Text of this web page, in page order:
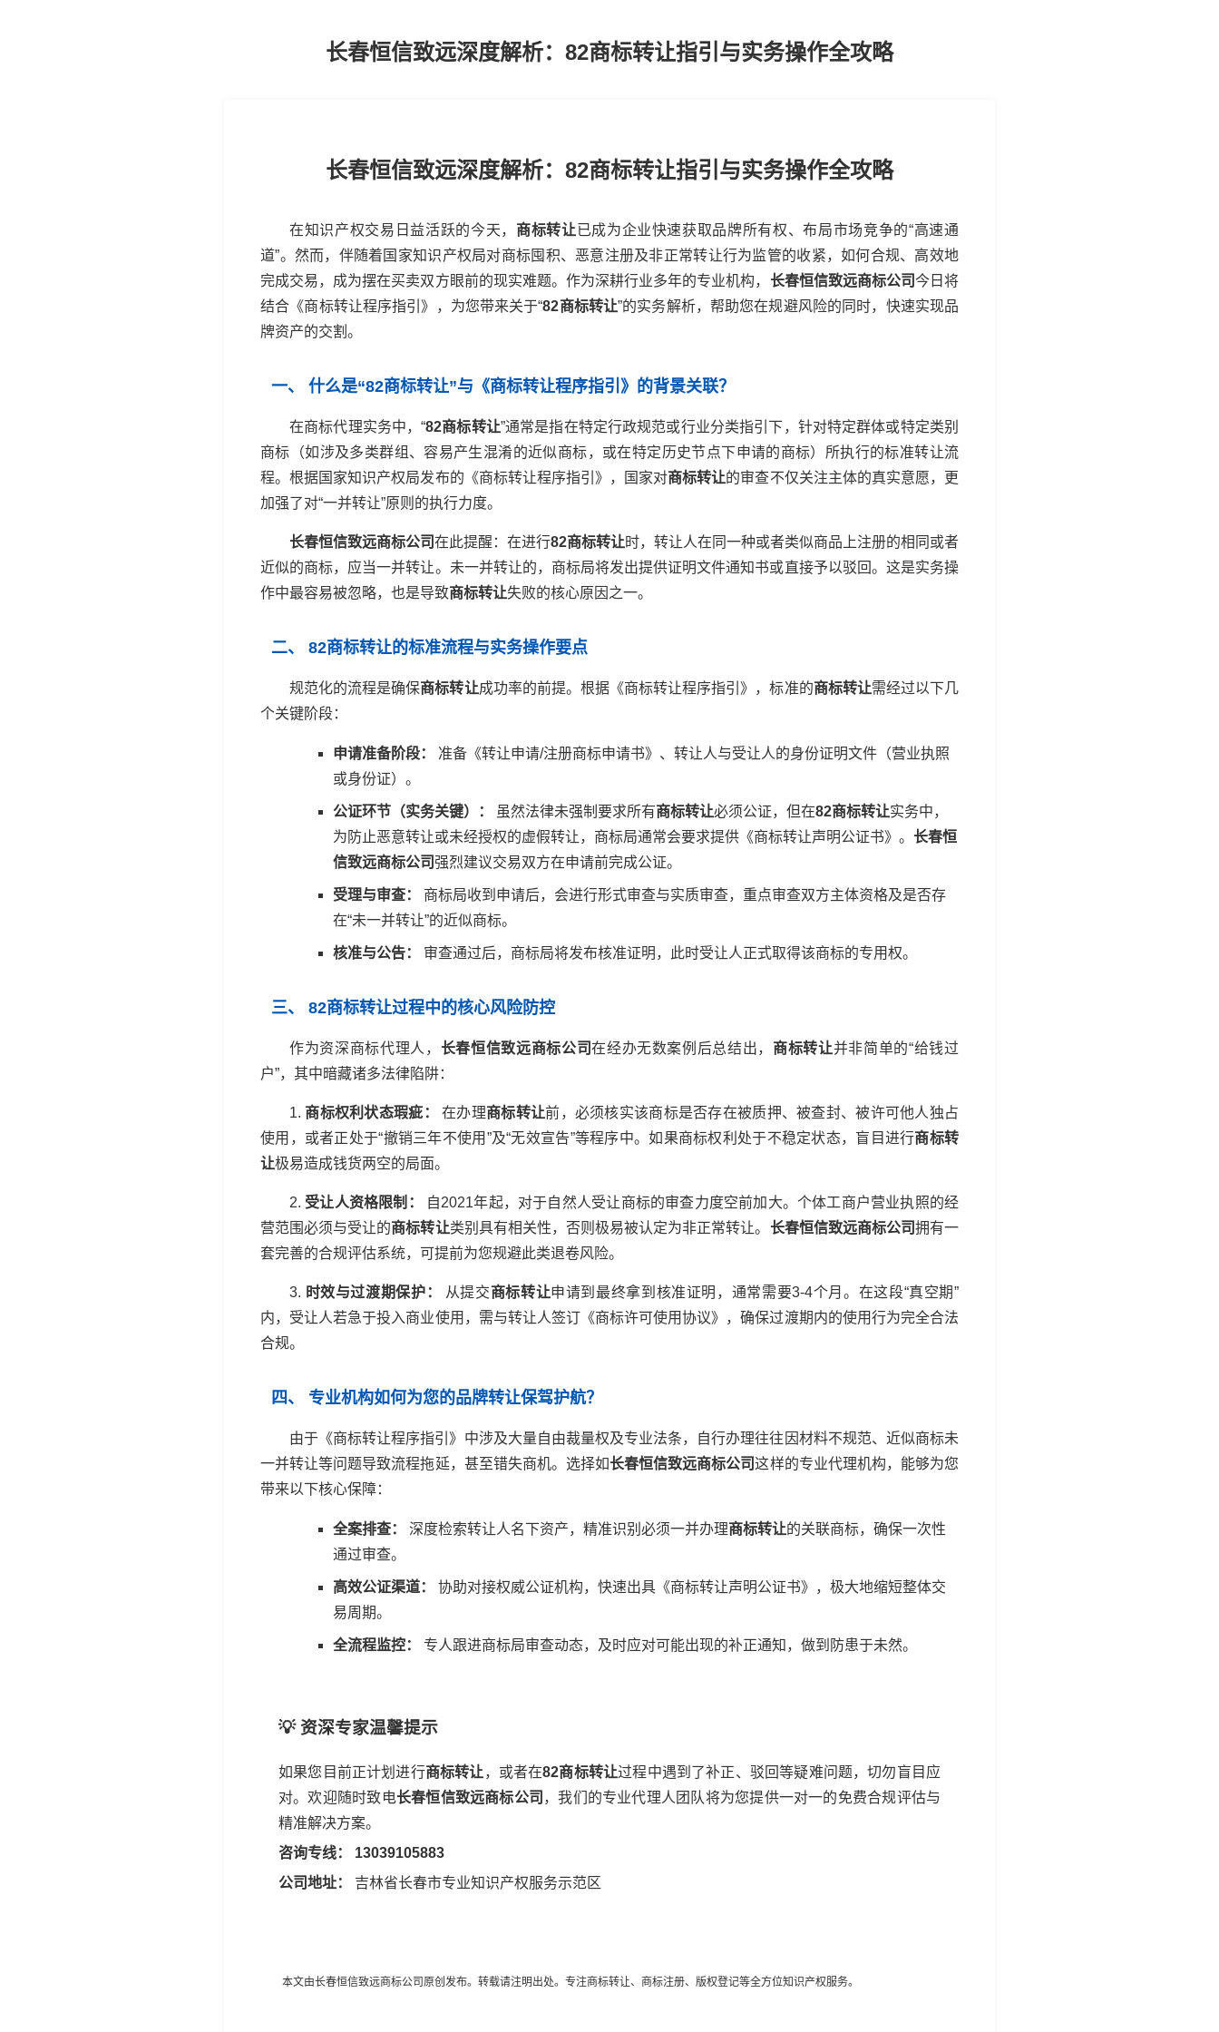
长春恒信致远深度解析：82商标转让指引与实务操作全攻略
长春恒信致远深度解析：82商标转让指引与实务操作全攻略
在知识产权交易日益活跃的今天， 商标转让 已成为企业快速获取品牌所有权、布局市场竞争的“高速通
道”。然而，伴随着国家知识产权局对商标囤积、恶意注册及非正常转让行为监管的收紧，如何合规、高效地
完成交易，成为摆在买卖双方眼前的现实难题。作为深耕行业多年的专业机构， 长春恒信致远商标公司今日将
结合《商标转让程序指引》，为您带来关于“82商标转让”的实务解析，帮助您在规避风险的同时，快速实现品
牌资产的交割。
一、 什么是“82商标转让”与《商标转让程序指引》的背景关联？
在商标代理实务中，“82商标转让”通常是指在特定行政规范或行业分类指引下，针对特定群体或特定类别
商标（如涉及多类群组、容易产生混淆的近似商标，或在特定历史节点下申请的商标）所执行的标准转让流
程。根据国家知识产权局发布的《商标转让程序指引》，国家对商标转让的审查不仅关注主体的真实意愿，更
加强了对“一并转让”原则的执行力度。
长春恒信致远商标公司在此提醒：在进行82商标转让时，转让人在同一种或者类似商品上注册的相同或者
近似的商标，应当一并转让。未一并转让的，商标局将发出提供证明文件通知书或直接予以驳回。这是实务操
作中最容易被忽略，也是导致商标转让失败的核心原因之一。
二、 82商标转让的标准流程与实务操作要点
规范化的流程是确保商标转让成功率的前提。根据《商标转让程序指引》，标准的商标转让需经过以下几
个关键阶段：
申请准备阶段：
准备《转让申请/注册商标申请书》、转让人与受让人的身份证明文件（营业执照
或身份证）。
公证环节（实务关键）： 虽然法律未强制要求所有商标转让必须公证，但在82商标转让实务中，
为防止恶意转让或未经授权的虚假转让，商标局通常会要求提供《商标转让声明公证书》。 长春恒
信致远商标公司强烈建议交易双方在申请前完成公证。
受理与审查：
商标局收到申请后，会进行形式审查与实质审查，重点审查双方主体资格及是否存
在“未一并转让”的近似商标。
核准与公告： 审查通过后，商标局将发布核准证明，此时受让人正式取得该商标的专用权。
三、 82商标转让过程中的核心风险防控
作为资深商标代理人， 长春恒信致远商标公司在经办无数案例后总结出， 商标转让并非简单的“给钱过
户”，其中暗藏诸多法律陷阱：
1. 商标权利状态瑕疵： 在办理商标转让前，必须核实该商标是否存在被质押、被查封、被许可他人独占
使用，或者正处于“撤销三年不使用”及“无效宣告”等程序中。如果商标权利处于不稳定状态，盲目进行商标转
让极易造成钱货两空的局面。
2. 受让人资格限制：
自2021年起，对于自然人受让商标的审查力度空前加大。个体工商户营业执照的经
营范围必须与受让的商标转让类别具有相关性，否则极易被认定为非正常转让。 长春恒信致远商标公司拥有一
套完善的合规评估系统，可提前为您规避此类退卷风险。
3. 时效与过渡期保护： 从提交商标转让申请到最终拿到核准证明，通常需要3-4个月。在这段“真空期”
内，受让人若急于投入商业使用，需与转让人签订《商标许可使用协议》，确保过渡期内的使用行为完全合法
合规。
四、 专业机构如何为您的品牌转让保驾护航？
由于《商标转让程序指引》中涉及大量自由裁量权及专业法条，自行办理往往因材料不规范、近似商标未
一并转让等问题导致流程拖延，甚至错失商机。选择如长春恒信致远商标公司这样的专业代理机构，能够为您
带来以下核心保障：
全案排查： 深度检索转让人名下资产，精准识别必须一并办理商标转让的关联商标，确保一次性
通过审查。
高效公证渠道：
协助对接权威公证机构，快速出具《商标转让声明公证书》，极大地缩短整体交
易周期。
全流程监控： 专人跟进商标局审查动态，及时应对可能出现的补正通知，做到防患于未然。
💡 资深专家温馨提示
如果您目前正计划进行商标转让 ，或者在82商标转让过程中遇到了补正、驳回等疑难问题，切勿盲目应
对。欢迎随时致电长春恒信致远商标公司 ，我们的专业代理人团队将为您提供一对一的免费合规评估与
精准解决方案。
咨询专线：
13039105883
公司地址：
吉林省长春市专业知识产权服务示范区
本文由长春恒信致远商标公司原创发布。转载请注明出处。专注商标转让、商标注册、版权登记等全方位知识产权服务。